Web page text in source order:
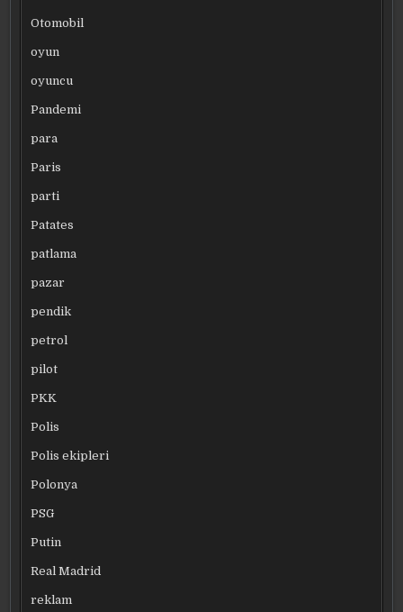
Otomobil
oyun
oyuncu
Pandemi
para
Paris
parti
Patates
patlama
pazar
pendik
petrol
pilot
PKK
Polis
Polis ekipleri
Polonya
PSG
Putin
Real Madrid
reklam